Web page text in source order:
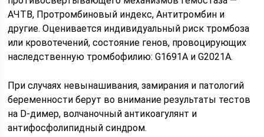
АЧТВ, Протромбиновый индекс, Антитромбин и
другие. Оценивается индивидуальный риск тромбоза
или кровотечений, состояние генов, провоцирующих
наследственную тромбофилию: G1691A и G2021A.
При случаях невынашивания, замирания и патологий
беременности берут во внимание результаты тестов
на D-димер, волчаночный антикоагулянт и
антифосфолипидный синдром.